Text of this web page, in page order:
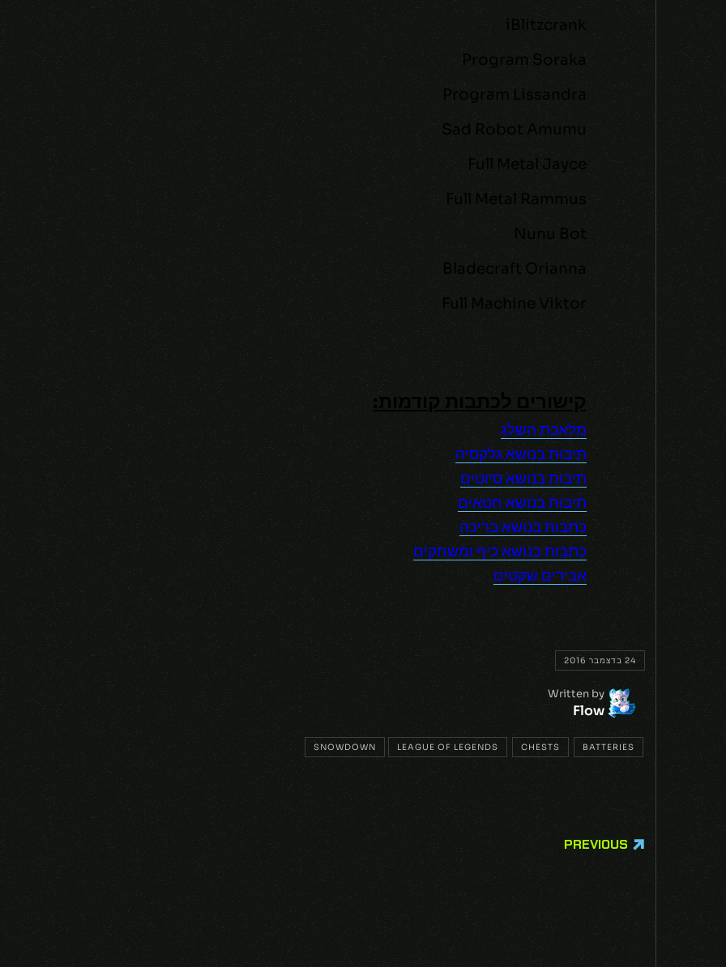
iBlitzcrank
Program Soraka
Program Lissandra
Sad Robot Amumu
Full Metal Jayce
Full Metal Rammus
Nunu Bot
Bladecraft Orianna
Full Machine Viktor
קישורים לכתבות קודמות:
מלאכת השלג
תיבות בנושא גלקסיה
תיבות בנושא סיוטים
תיבות בנושא חטאים
כתבות בנושא בריכה
כתבות בנושא כיף ומשחקים
אבירים שקטים
24 בדצמבר 2016
Written by
Flow
BATTERIES
CHESTS
LEAGUE OF LEGENDS
SNOWDOWN
PREVIOUS